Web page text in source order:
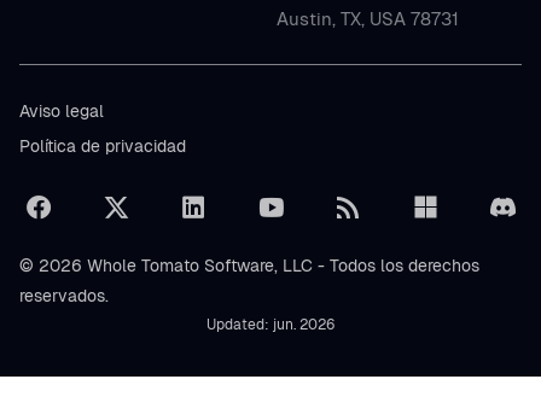
Austin, TX, USA 78731
Aviso legal
Política de privacidad
© 2026 Whole Tomato Software, LLC - Todos los derechos
reservados.
Updated: jun. 2026